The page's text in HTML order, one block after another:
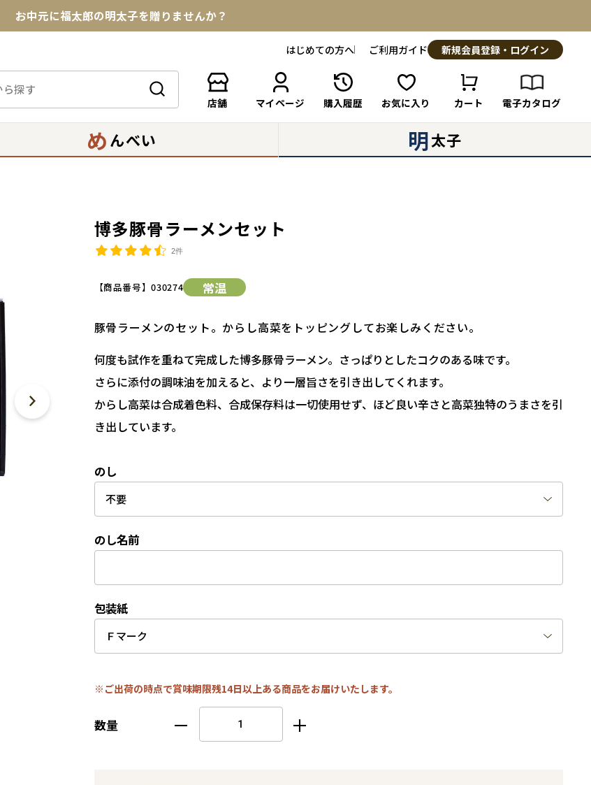
お中元に福太郎の明太子を贈りませんか？
【色々な味を試したい方へ】ポストイン！めんべい
送料全国一律770円！10,800円以上で送料無料
はじめての方へ ご利用ガイド 新規会員登録・ログイン
店舗 マイページ 購入履歴 お気に入り カート 電子カタログ
め んべい 明太子
博多豚骨ラーメンセット
2件
【商品番号】030274 常温
豚骨ラーメンのセット。からし高菜をトッピングしてお楽しみください。
何度も試作を重ねて完成した博多豚骨ラーメン。さっぱりとしたコクのある味です。
さらに添付の調味油を加えると、より一層旨さを引き出してくれます。
からし高菜は合成着色料、合成保存料は一切使用せず、ほど良い辛さと高菜独特のうまさを引
き出しています。
のし
のし名前
包装紙
※ご出荷の時点で賞味期限残14日以上ある商品をお届けいたします。
数量